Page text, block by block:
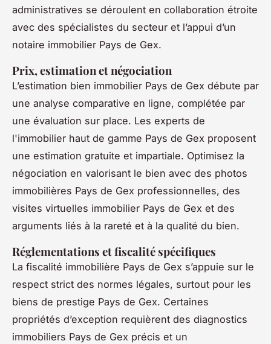
administratives se déroulent en collaboration étroite
avec des spécialistes du secteur et l’appui d’un
notaire immobilier Pays de Gex.
Prix, estimation et négociation
L’estimation bien immobilier Pays de Gex débute par
une analyse comparative en ligne, complétée par
une évaluation sur place. Les experts de
l'immobilier haut de gamme Pays de Gex proposent
une estimation gratuite et impartiale. Optimisez la
négociation en valorisant le bien avec des photos
immobilières Pays de Gex professionnelles, des
visites virtuelles immobilier Pays de Gex et des
arguments liés à la rareté et à la qualité du bien.
Réglementations et fiscalité spécifiques
La fiscalité immobilière Pays de Gex s’appuie sur le
respect strict des normes légales, surtout pour les
biens de prestige Pays de Gex. Certaines
propriétés d’exception requièrent des diagnostics
immobiliers Pays de Gex précis et un